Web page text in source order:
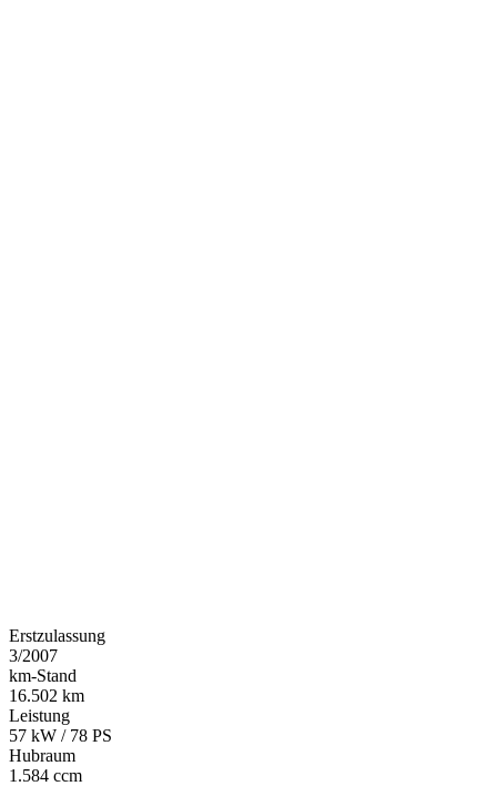
Erstzulassung
3/2007
km-Stand
16.502 km
Leistung
57 kW / 78 PS
Hubraum
1.584 ccm